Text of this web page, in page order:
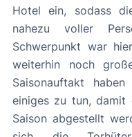
Hotel ein, sodass
nahezu voller
Schwerpunkt war
weiterhin noch
Saisonauftakt
einiges zu tun, damit
Saison abgestellt